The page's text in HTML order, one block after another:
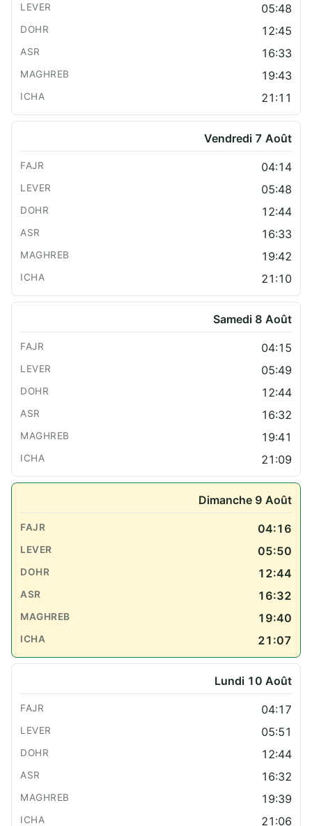
05:48
12:45
16:33
19:43
21:11
Vendredi 7 Août
04:14
05:48
12:44
16:33
19:42
21:10
Samedi 8 Août
04:15
05:49
12:44
16:32
19:41
21:09
Dimanche 9 Août
04:16
05:50
12:44
16:32
19:40
21:07
Lundi 10 Août
04:17
05:51
12:44
16:32
19:39
21:06